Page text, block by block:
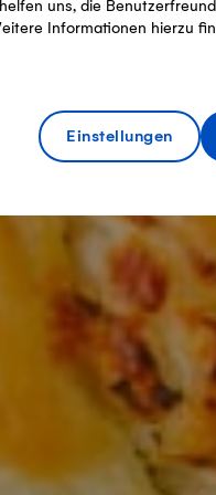
uns, die
Informationen hierzu
Einstellungen